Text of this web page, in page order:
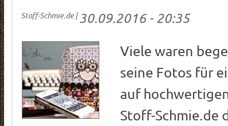
Stoff-Schmie.de|30.09.2016 - 20:35
Viele waren
seine Fotos für
auf
Stoff-Schmie.de